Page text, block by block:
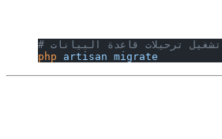
# تشغيل ترحيلات قاعدة البيانات
php artisan migrate